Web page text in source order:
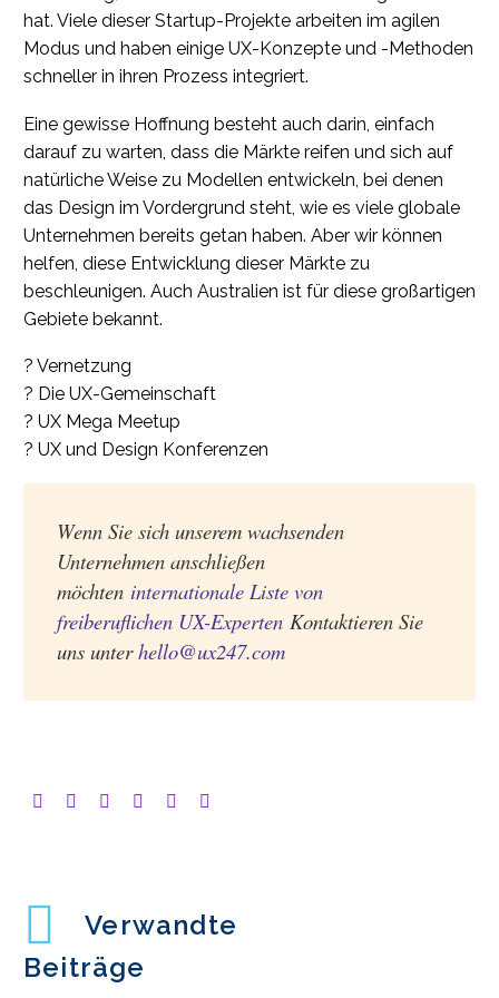
hat. Viele dieser Startup-Projekte arbeiten im agilen
Modus und haben einige UX-Konzepte und -Methoden
schneller in ihren Prozess integriert.
Eine gewisse Hoffnung besteht auch darin, einfach
darauf zu warten, dass die Märkte reifen und sich auf
natürliche Weise zu Modellen entwickeln, bei denen
das Design im Vordergrund steht, wie es viele globale
Unternehmen bereits getan haben. Aber wir können
helfen, diese Entwicklung dieser Märkte zu
beschleunigen. Auch Australien ist für diese großartigen
Gebiete bekannt.
? Vernetzung
? Die UX-Gemeinschaft
? UX Mega Meetup
? UX und Design Konferenzen
Wenn Sie sich unserem wachsenden
Unternehmen anschließen
möchten internationale Liste von
freiberuflichen UX-Experten Kontaktieren Sie
uns unterhello@ux247.com
Verwandte
Beiträge